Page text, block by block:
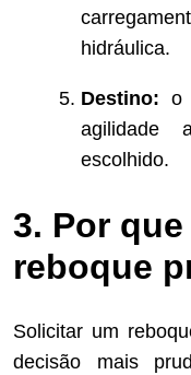
hidráulica.
Destino: o
agilidade
escolhido.
3. Por
reboque
Solicitar um
decisão mais